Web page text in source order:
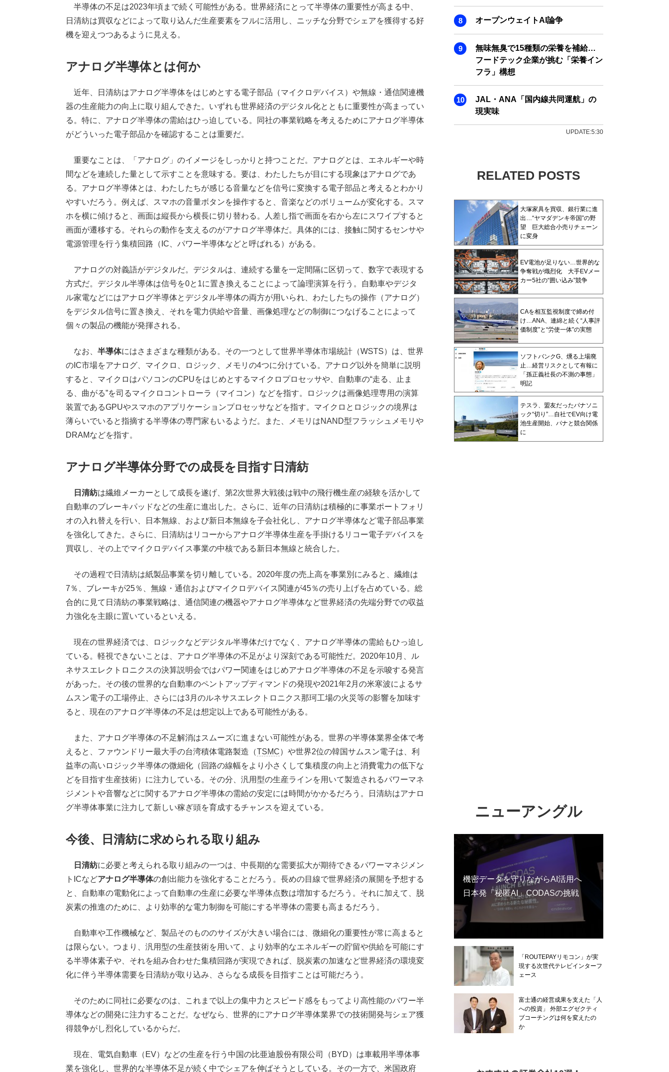
半導体の不足は2023年頃まで続く可能性がある。世界経済にとって半導体の重要性が高まる中、
日清紡は買収などによって取り込んだ生産要素をフルに活用し、ニッチな分野でシェアを獲得する好
機を迎えつつあるように見える。
アナログ半導体とは何か
近年、日清紡はアナログ半導体をはじめとする電子部品（マイクロデバイス）や無線・通信関連機
器の生産能力の向上に取り組んできた。いずれも世界経済のデジタル化とともに重要性が高まってい
る。特に、アナログ半導体の需給はひっ迫している。同社の事業戦略を考えるためにアナログ半導体
がどういった電子部品かを確認することは重要だ。
重要なことは、「アナログ」のイメージをしっかりと持つことだ。アナログとは、エネルギーや時
間などを連続した量として示すことを意味する。要は、わたしたちが目にする現象はアナログであ
る。アナログ半導体とは、わたしたちが感じる音量などを信号に変換する電子部品と考えるとわかり
やすいだろう。例えば、スマホの音量ボタンを操作すると、音楽などのボリュームが変化する。スマ
ホを横に傾けると、画面は縦長から横長に切り替わる。人差し指で画面を右から左にスワイプすると
画面が遷移する。それらの動作を支えるのがアナログ半導体だ。具体的には、接触に関するセンサや
電源管理を行う集積回路（IC、パワー半導体などと呼ばれる）がある。
アナログの対義語がデジタルだ。デジタルは、連続する量を一定間隔に区切って、数字で表現する
方式だ。デジタル半導体は信号を0と1に置き換えることによって論理演算を行う。自動車やデジタ
ル家電などにはアナログ半導体とデジタル半導体の両方が用いられ、わたしたちの操作（アナログ）
をデジタル信号に置き換え、それを電力供給や音量、画像処理などの制御につなげることによって
個々の製品の機能が発揮される。
なお、 半導体にはさまざまな種類がある。その一つとして世界半導体市場統計（WSTS）は、世界
のIC市場をアナログ、マイクロ、ロジック、メモリの4つに分けている。アナログ以外を簡単に説明
すると、マイクロはパソコンのCPUをはじめとするマイクロプロセッサや、自動車の“走る、止ま
る、曲がる”を司るマイクロコントローラ（マイコン）などを指す。ロジックは画像処理専用の演算
装置であるGPUやスマホのアプリケーションプロセッサなどを指す。マイクロとロジックの境界は
薄らいでいると指摘する半導体の専門家もいるようだ。また、メモリはNAND型フラッシュメモリや
DRAMなどを指す。
アナログ半導体分野での成長を目指す日清紡
日清紡は繊維メーカーとして成長を遂げ、第2次世界大戦後は戦中の飛行機生産の経験を活かして
自動車のブレーキパッドなどの生産に進出した。さらに、近年の日清紡は積極的に事業ポートフォリ
オの入れ替えを行い、日本無線、および新日本無線を子会社化し、アナログ半導体など電子部品事業
を強化してきた。さらに、日清紡はリコーからアナログ半導体生産を手掛けるリコー電子デバイスを
買収し、その上でマイクロデバイス事業の中核である新日本無線と統合した。
その過程で日清紡は紙製品事業を切り離している。2020年度の売上高を事業別にみると、繊維は
7％、ブレーキが25％、無線・通信およびマイクロデバイス関連が45％の売り上げを占めている。総
合的に見て日清紡の事業戦略は、通信関連の機器やアナログ半導体など世界経済の先端分野での収益
力強化を主眼に置いているといえる。
現在の世界経済では、ロジックなどデジタル半導体だけでなく、アナログ半導体の需給もひっ迫し
ている。軽視できないことは、アナログ半導体の不足がより深刻である可能性だ。2020年10月、ル
ネサスエレクトロニクスの決算説明会ではパワー関連をはじめアナログ半導体の不足を示唆する発言
があった。その後の世界的な自動車のペントアップディマンドの発現や2021年2月の米寒波によるサ
ムスン電子の工場停止、さらには3月のルネサスエレクトロニクス那珂工場の火災等の影響を加味す
ると、現在のアナログ半導体の不足は想定以上である可能性がある。
また、アナログ半導体の不足解消はスムーズに進まない可能性がある。世界の半導体業界全体で考
えると、ファウンドリー最大手の台湾積体電路製造（TSMC）や世界2位の韓国サムスン電子は、利
益率の高いロジック半導体の微細化（回路の線幅をより小さくして集積度の向上と消費電力の低下な
どを目指す生産技術）に注力している。その分、汎用型の生産ラインを用いて製造されるパワーマネ
ジメントや音響などに関するアナログ半導体の需給の安定には時間がかかるだろう。日清紡はアナロ
グ半導体事業に注力して新しい稼ぎ頭を育成するチャンスを迎えている。
今後、日清紡に求められる取り組み
日清紡に必要と考えられる取り組みの一つは、中長期的な需要拡大が期待できるパワーマネジメン
トICなどアナログ半導体の創出能力を強化することだろう。長めの目線で世界経済の展開を予想する
と、自動車の電動化によって自動車の生産に必要な半導体点数は増加するだろう。それに加えて、脱
炭素の推進のために、より効率的な電力制御を可能にする半導体の需要も高まるだろう。
自動車や工作機械など、製品そのもののサイズが大きい場合には、微細化の重要性が常に高まると
は限らない。つまり、汎用型の生産技術を用いて、より効率的なエネルギーの貯留や供給を可能にす
る半導体素子や、それを組み合わせた集積回路が実現できれば、脱炭素の加速など世界経済の環境変
化に伴う半導体需要を日清紡が取り込み、さらなる成長を目指すことは可能だろう。
そのために同社に必要なのは、これまで以上の集中力とスピード感をもってより高性能のパワー半
導体などの開発に注力することだ。なぜなら、世界的にアナログ半導体業界での技術開発与シェア獲
得競争がし烈化しているからだ。
現在、電気自動車（EV）などの生産を行う中国の比亜迪股份有限公司（BYD）は車載用半導体事
業を強化し、世界的な半導体不足が続く中でシェアを伸ばそうとしている。その一方で、米国政府
オープンウェイトAI論争
無味無臭で15種類の栄養を補給…
フードテック企業が挑む「栄養イン
フラ」構想
JAL・ANA「国内線共同運航」の
現実味
UPDATE:5:30
RELATED POSTS
大塚家具を買収、銀行業に進
出…“ヤマダデンキ帝国”の野
望 巨大総合小売りチェーン
に変身
EV電池が足りない…世界的な
争奪戦が熾烈化 大手EVメー
カー5社の“囲い込み”競争
CAを相互監視制度で締め付
け…ANA、連綿と続く“人事評
価制度”と“労使一体”の実態
ソフトバンクG、燻る上場廃
止…経営リスクとして有報に
「孫正義社長の不測の事態」
明記
テスラ、盟友だったパナソニ
ック“切り”…自社でEV向け電
池生産開始、パナと競合関係
に
ニューアングル
機密データを守りながらAI活用へ
日本発「秘匿AI」CODASの挑戦
「ROUTEPAYリモコン」が実
現する次世代テレビインターフ
ェース
富士通の経営成果を支えた「人
への投資」 外部エグゼクティ
ブコーチングは何を変えたの
か